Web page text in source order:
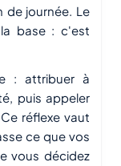
de journée. Le
base : c'est
: attribuer à
puis appeler
réflexe vaut
ce que vos
vous décidez